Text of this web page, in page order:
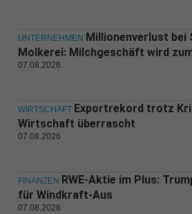
UNTERNEHMEN Millionenverlust bei
Molkerei: Milchgeschäft wird
07.08.2026
WIRTSCHAFT Exportrekord trotz
Wirtschaft überrascht
07.08.2026
FINANZEN RWE-Aktie im Plus:
für Windkraft-Aus
07.08.2026